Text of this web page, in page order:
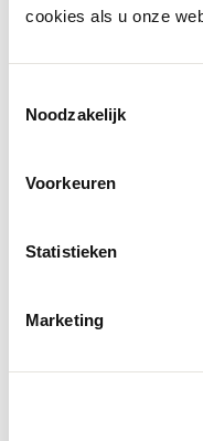
cookies als u onze
Noodzakelijk
Voorkeuren
Statistieken
Marketing